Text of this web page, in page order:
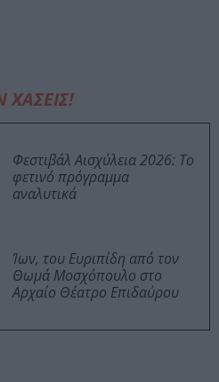
Φεστιβάλ Αισχύλεια 2026: Το
φετινό πρόγραμμα
αναλυτικά
Ίων, του Ευριπίδη από τον
Θωμά Μοσχόπουλο στο
Αρχαίο Θέατρο Επιδαύρου